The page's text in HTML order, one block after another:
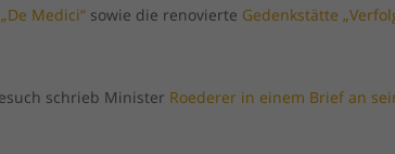
Medici“ sowie die renovierte Gedenkstätte
schrieb Minister Roederer in einem Brief an